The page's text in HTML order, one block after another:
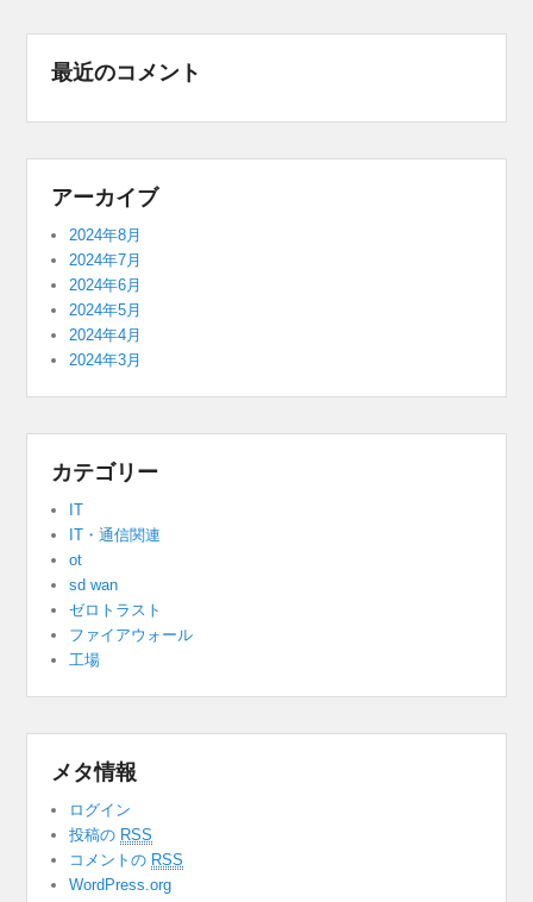
最近のコメント
アーカイブ
2024年8月
2024年7月
2024年6月
2024年5月
2024年4月
2024年3月
カテゴリー
IT
IT・通信関連
ot
sd wan
ゼロトラスト
ファイアウォール
工場
メタ情報
ログイン
投稿の RSS
コメントの RSS
WordPress.org